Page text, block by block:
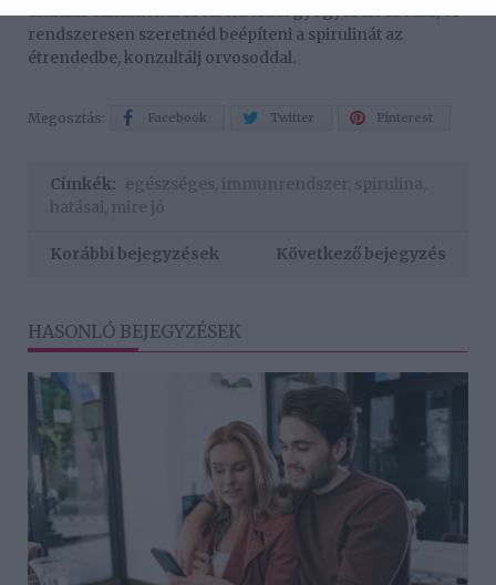
antidiabetikumokat szed. Ha tehát gyógyszert szedsz, és
rendszeresen szeretnéd beépíteni a spirulinát az
étrendedbe, konzultálj orvosoddal.
Megosztás: Facebook Twitter Pinterest
Címkék: egészséges immunrendszer spirulina
hatásai mire jó
Korábbi bejegyzések Következő bejegyzés
HASONLÓ BEJEGYZÉSEK